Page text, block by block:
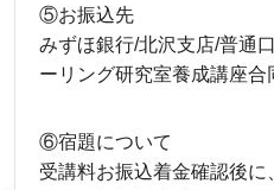
⑤お振込先
みずほ銀行/北沢支店/普通
ーリング研究室養成講座合
⑥宿題について
受講料お振込着金確認後に